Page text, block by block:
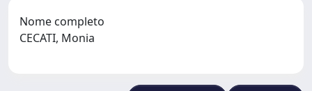
Nome completo
CECATI, Monia